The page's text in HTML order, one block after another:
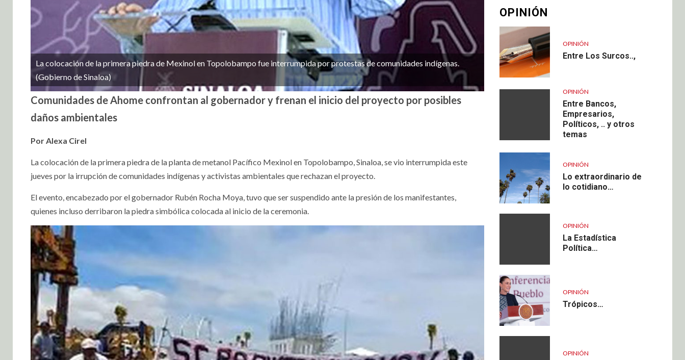
La colocación de la primera piedra de Mexinol en Topolobampo fue interrumpida por protestas de comunidades indígenas.
(Gobierno de Sinaloa)
Comunidades de Ahome confrontan al gobernador y frenan el inicio del proyecto por posibles
daños ambientales
Por Alexa Cirel
La colocación de la primera piedra de la planta de metanol Pacífico Mexinol en Topolobampo, Sinaloa, se vio interrumpida este
jueves por la irrupción de comunidades indígenas y activistas ambientales que rechazan el proyecto.
El evento, encabezado por el gobernador Rubén Rocha Moya, tuvo que ser suspendido ante la presión de los manifestantes,
quienes incluso derribaron la piedra simbólica colocada al inicio de la ceremonia.
OPINIÓN
OPINIÓN
Entre Los Surcos..,
OPINIÓN
Entre Bancos,
Empresarios,
Políticos, .. y otros
temas
OPINIÓN
Lo extraordinario de
lo cotidiano…
OPINIÓN
La Estadística
Política…
OPINIÓN
Trópicos…
OPINIÓN